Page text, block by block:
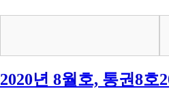
2020년 8월호, 통권8호